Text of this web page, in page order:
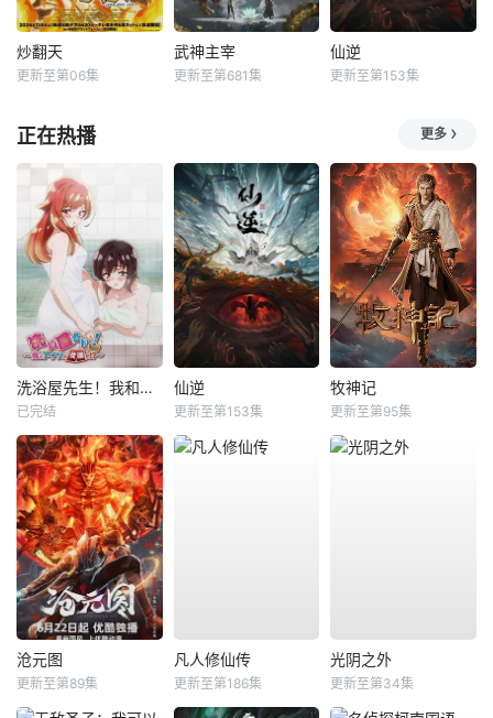
炒翻天
更新至第06集
武神主宰
更新至第681集
仙逆
更新至第153集
正在热播 更多
洗浴屋先生！我和那家伙在女浴池！？
已完结
仙逆
更新至第153集
牧神记
更新至第95集
沧元图
更新至第89集
凡人修仙传
更新至第186集
光阴之外
更新至第34集